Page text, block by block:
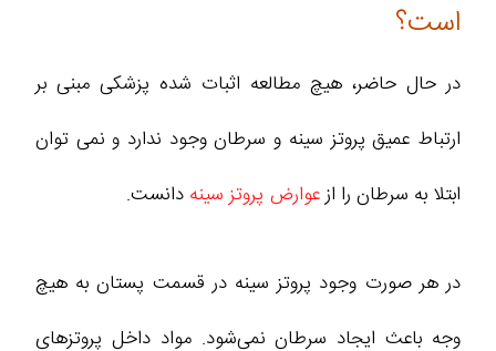
است؟
در حال حاضر، هیچ مطالعه اثبات شده پزشکی مبنی بر
ارتباط عمیق پروتز سینه و سرطان وجود ندارد و نمی توان
ابتلا به سرطان را ازعوارض پروتز سینه دانست.
در هر صورت وجود پروتز سینه در قسمت پستان به هیچ
وجه باعث ایجاد سرطان نمی‌شود. مواد داخل پروتزهای